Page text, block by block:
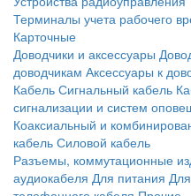
Терминалы учета рабочего
Карточные
Доводчики и аксессуары
доводчикам Аксессуары к
Кабель Сигнальный кабель
сигнализации и систем
Коаксиальный и
кабель Силовой кабель
Разъемы, коммутационные
аудиокабеля Для питания